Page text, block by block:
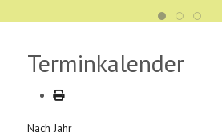
Terminkalender
Nach Jahr